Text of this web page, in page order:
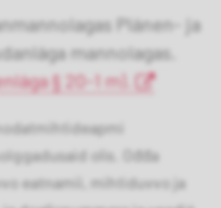
Plánen- ja
mannolagas.
§ 20-1 m).
olis. Ođđa
eatnamii, mihtiduvvo ja